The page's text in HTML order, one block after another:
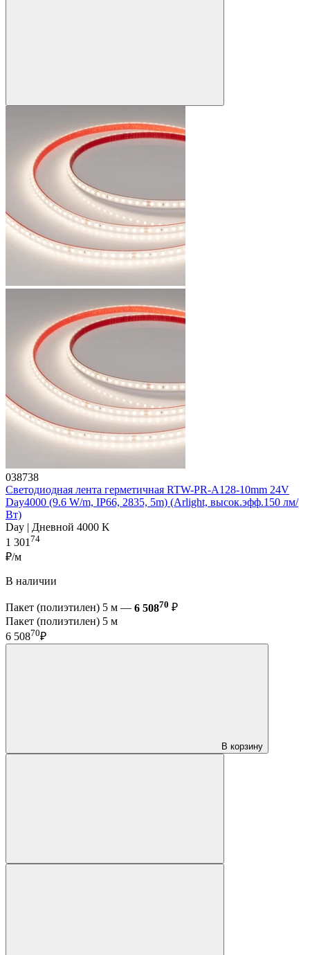
038738
Светодиодная лента герметичная RTW-PR-A128-10mm 24V
Day4000 (9.6 W/m, IP66, 2835, 5m) (Arlight, высок.эфф.150 лм/
Вт)
Day | Дневной 4000 K
1 30174
₽/м
В наличии
Пакет (полиэтилен) 5 м — 6 50870 ₽
Пакет (полиэтилен) 5 м
6 50870₽
В корзину